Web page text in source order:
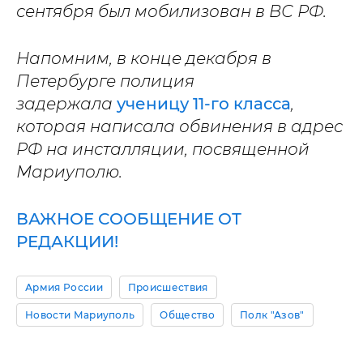
сентября был мобилизован в ВС РФ.
Напомним, в конце декабря в
Петербурге полиция
задержала ученицу 11-го класса,
которая написала обвинения в адрес
РФ на инсталляции, посвященной
Мариуполю.
ВАЖНОЕ СООБЩЕНИЕ ОТ
РЕДАКЦИИ!
Армия России Происшествия
Новости Мариуполь Общество Полк "Азов"